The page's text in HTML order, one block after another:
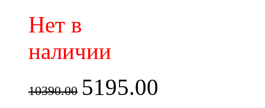
Нет в
наличии
10390.00 5195.00